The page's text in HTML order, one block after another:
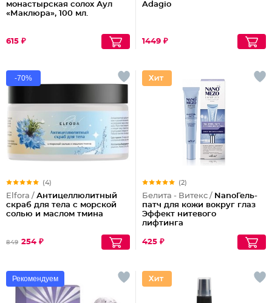
монастырская солох Аул
«Маклюра», 100 мл.
615 ₽
Adagio
1449 ₽
-70%
(4)
Elfora / Антицеллюлитный
скраб для тела с морской
солью и маслом тмина
849 254 ₽
(2)
Белита - Витекс / NanoГель-
патч для кожи вокруг глаз
Эффект нитевого
лифтинга
425 ₽
Рекомендуем